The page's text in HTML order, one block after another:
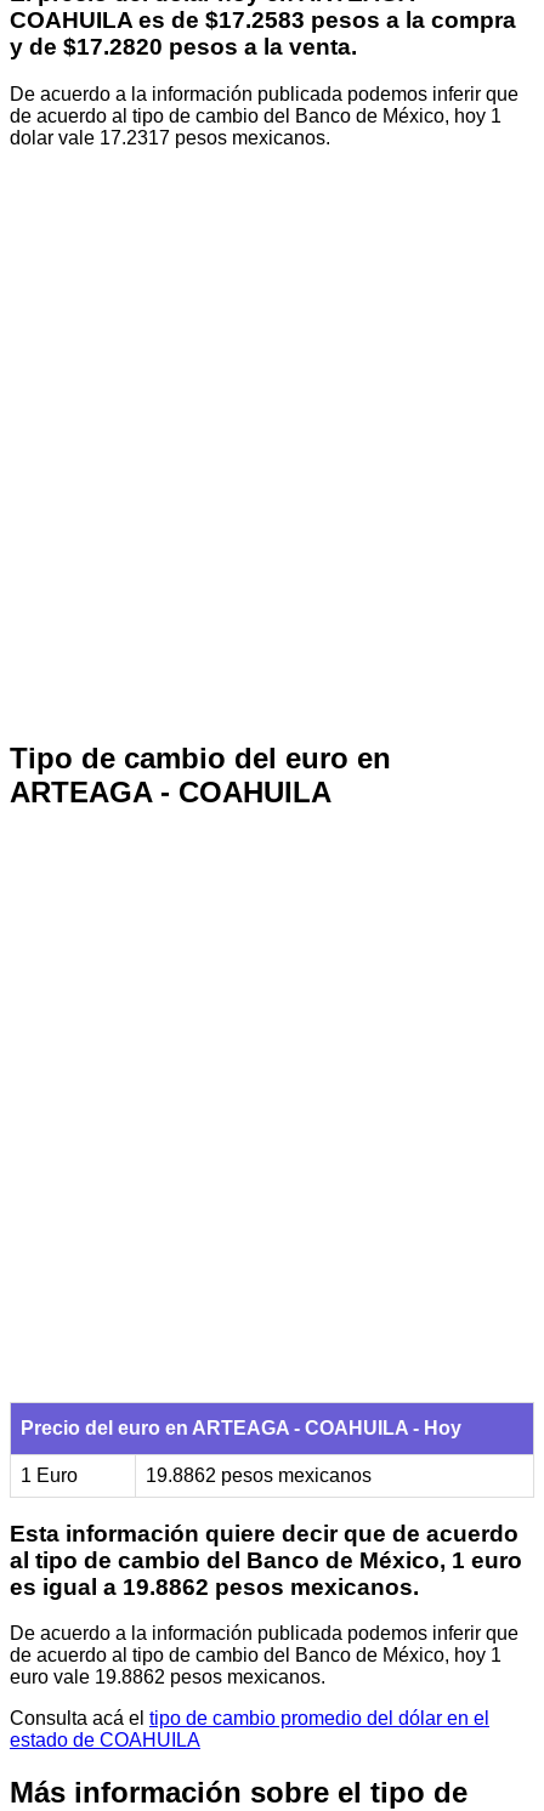
COAHUILA es de $17.2583 pesos a la compra
y de $17.2820 pesos a la venta.
De acuerdo a la información publicada podemos inferir que
de acuerdo al tipo de cambio del Banco de México, hoy 1
dolar vale 17.2317 pesos mexicanos.
Tipo de cambio del euro en
ARTEAGA - COAHUILA
Precio del euro en ARTEAGA - COAHUILA - Hoy
1 Euro 19.8862 pesos mexicanos
Esta información quiere decir que de acuerdo
al tipo de cambio del Banco de México, 1 euro
es igual a 19.8862 pesos mexicanos.
De acuerdo a la información publicada podemos inferir que
de acuerdo al tipo de cambio del Banco de México, hoy 1
euro vale 19.8862 pesos mexicanos.
Consulta acá el tipo de cambio promedio del dólar en el
estado de COAHUILA
Más información sobre el tipo de